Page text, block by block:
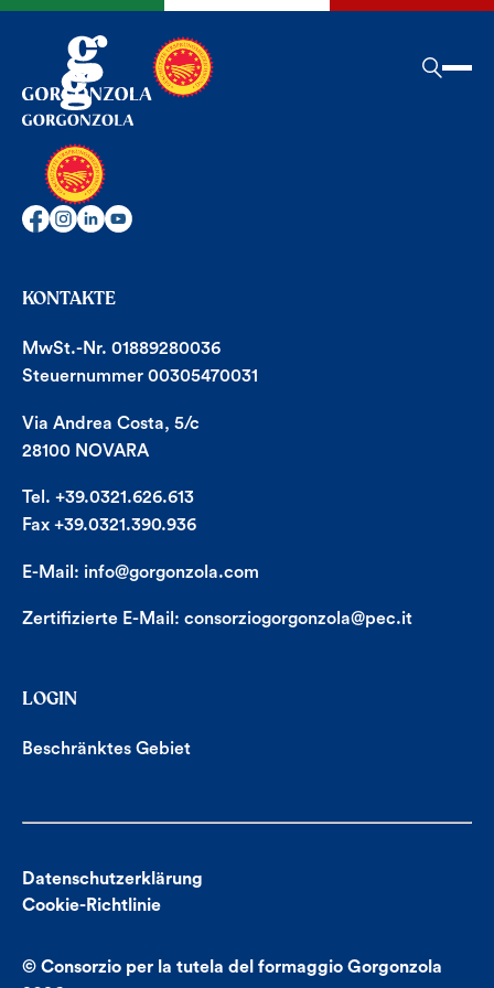
KONTAKTE
MwSt.-Nr. 01889280036
Steuernummer 00305470031
Via Andrea Costa, 5/c
28100 NOVARA
Tel. +39.0321.626.613
Fax +39.0321.390.936
E-Mail: info@gorgonzola.com
Zertifizierte E-Mail: consorziogorgonzola@pec.it
LOGIN
Beschränktes Gebiet
Datenschutzerklärung
Cookie-Richtlinie
© Consorzio per la tutela del formaggio Gorgonzola